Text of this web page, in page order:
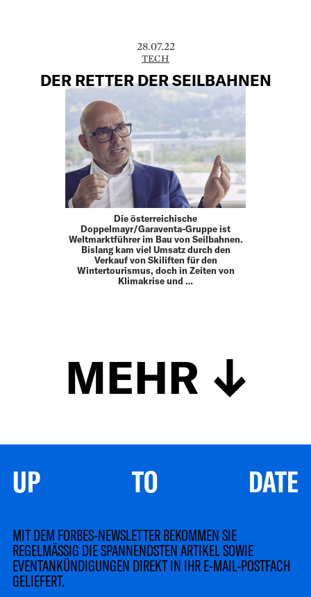
28.07.22
TECH
DER RETTER DER SEILBAHNEN
Die österreichische
Doppelmayr/Garaventa-Gruppe ist
Weltmarktführer im Bau von Seilbahnen.
Bislang kam viel Umsatz durch den
Verkauf von Skiliften für den
Wintertourismus, doch in Zeiten von
Klima­krise und …
MEHR
UP TO DATE
MIT DEM FORBES-NEWSLETTER BEKOMMEN SIE
REGELMÄSSIG DIE SPANNENDSTEN ARTIKEL SOWIE
EVENTANKÜNDIGUNGEN DIREKT IN IHR E-MAIL-POSTFACH
GELIEFERT.